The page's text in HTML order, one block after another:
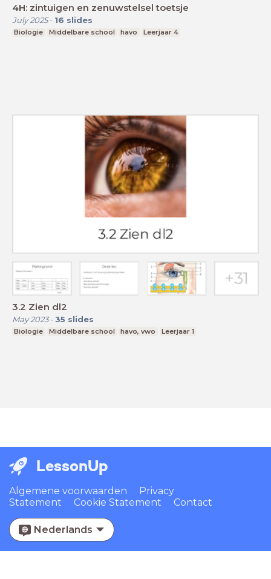
4H: zintuigen en zenuwstelsel toetsje
July 2025- 16 slides
Biologie Middelbare school havo Leerjaar 4
3.2 Zien dl2
May 2023- 35 slides
Biologie Middelbare school havo, vwo Leerjaar 1
LessonUp
Algemene voorwaarden
Privacy
Statement
Cookie Statement Contact
Nederlands